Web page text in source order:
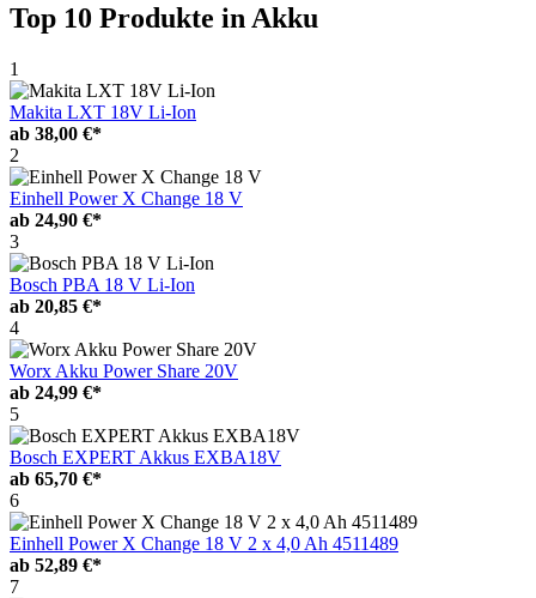
Top 10 Produkte in Akku
1
Makita LXT 18V Li-Ion
ab 38,00 €*
2
Einhell Power X Change 18 V
ab 24,90 €*
3
Bosch PBA 18 V Li-Ion
ab 20,85 €*
4
Worx Akku Power Share 20V
ab 24,99 €*
5
Bosch EXPERT Akkus EXBA18V
ab 65,70 €*
6
Einhell Power X Change 18 V 2 x 4,0 Ah 4511489
ab 52,89 €*
7